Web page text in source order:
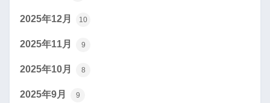
2025年12月 10
2025年11月 9
2025年10月 8
2025年9月 9